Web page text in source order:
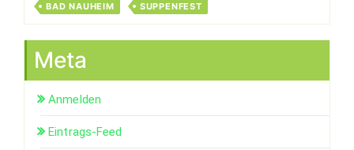
BAD NAUHEIM SUPPENFEST
Meta
Anmelden
Eintrags-Feed